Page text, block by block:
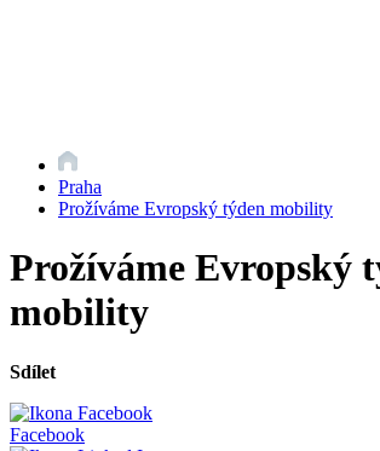
Praha
Prožíváme Evropský týden mobility
Prožíváme Evropský
mobility
Sdílet
Facebook